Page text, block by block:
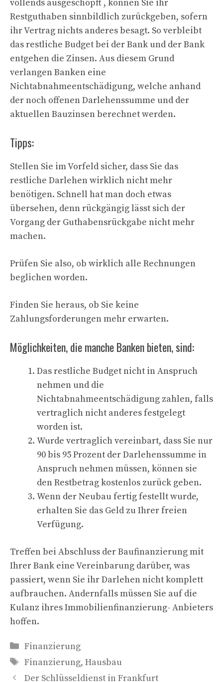
vollends ausgeschöpft , können Sie ihr
Restguthaben sinnbildlich zurückgeben, sofern
ihr Vertrag nichts anderes besagt. So verbleibt
das restliche Budget bei der Bank und der Bank
entgehen die Zinsen. Aus diesem Grund
verlangen Banken eine
Nichtabnahmeentschädigung, welche anhand
der noch offenen Darlehenssumme und der
aktuellen Bauzinsen berechnet werden.
Tipps:
Stellen Sie im Vorfeld sicher, dass Sie das
restliche Darlehen wirklich nicht mehr
benötigen. Schnell hat man doch etwas
übersehen, denn rückgängig lässt sich der
Vorgang der Guthabensrückgabe nicht mehr
machen.
Prüfen Sie also, ob wirklich alle Rechnungen
beglichen worden.
Finden Sie heraus, ob Sie keine
Zahlungsforderungen mehr erwarten.
Möglichkeiten, die manche Banken bieten, sind:
Das restliche Budget nicht in Anspruch
nehmen und die
Nichtabnahmeentschädigung zahlen, falls
vertraglich nicht anderes festgelegt
worden ist.
Wurde vertraglich vereinbart, dass Sie nur
90 bis 95 Prozent der Darlehenssumme in
Anspruch nehmen müssen, können sie
den Restbetrag kostenlos zurück geben.
Wenn der Neubau fertig festellt wurde,
erhalten Sie das Geld zu Ihrer freien
Verfügung.
Treffen bei Abschluss der Baufinanzierung mit
Ihrer Bank eine Vereinbarung darüber, was
passiert, wenn Sie ihr Darlehen nicht komplett
aufbrauchen. Andernfalls müssen Sie auf die
Kulanz ihres Immobilienfinanzierung- Anbieters
hoffen.
Kategorien
Finanzierung
Schlagwörter
Finanzierung, Hausbau
Der Schlüsseldienst in Frankfurt